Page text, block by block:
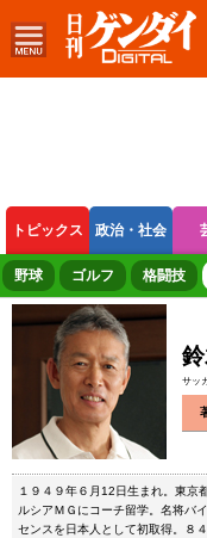
トピックス 政治・社会
ボートレース 競輪
野球 ゴルフ 格闘技
サッ
１９４９年６月12日生まれ。東京
ルシアＭＧにコーチ留学。名将バ
センスを日本人として初取得。８